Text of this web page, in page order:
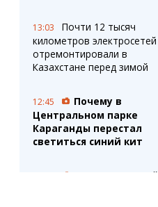
13:03
Почти 12 тысяч
километров электросетей
отремонтировали в
Казахстане перед зимой
12:45
Почему в
Центральном парке
Караганды перестал
светиться синий кит
В Карагандинской